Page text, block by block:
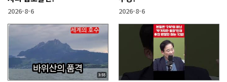
2026-8-6 2026-8-6